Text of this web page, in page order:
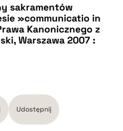
sakramentów
»communicatio in
Kanonicznego z
Warszawa 2007 :
Udostępnij